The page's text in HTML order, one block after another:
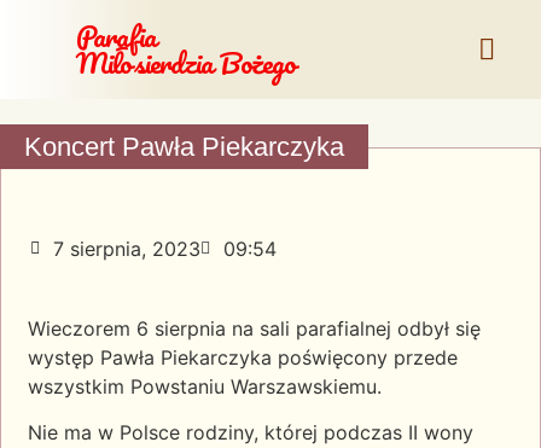
Parafia
Miłosierdzia Bożego
Koncert Pawła Piekarczyka
7 sierpnia, 2023 09:54
Wieczorem 6 sierpnia na sali parafialnej odbył się
występ Pawła Piekarczyka poświęcony przede
wszystkim Powstaniu Warszawskiemu.
Nie ma w Polsce rodziny, której podczas II wony